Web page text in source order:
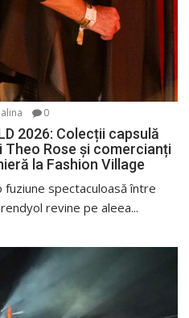
0
2026: Colecții capsulă
Theo Rose și comercianți
la Fashion Village
fuziune spectaculoasă între
revine pe aleea...